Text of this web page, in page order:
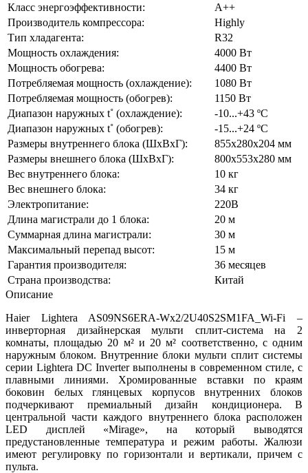
Класс энергоэффективности:
А++
Производитель компрессора:
Highly
Тип хладагента:
R32
Мощность охлаждения:
4000 Вт
Мощность обогрева:
4400 Вт
Потребляемая мощность (охлаждение):
1080 Вт
Потребляемая мощность (обогрев):
1150 Вт
Диапазон наружных t˚ (охлаждение):
-10...+43 ºC
Диапазон наружных t˚ (обогрев):
-15...+24 ºC
Размеры внутреннего блока (ШхВхГ):
855х280х204 мм
Размеры внешнего блока (ШхВхГ):
800х553х280 мм
Вес внутреннего блока:
10 кг
Вес внешнего блока:
34 кг
Электропитание:
220В
Длина магистрали до 1 блока:
20 м
Суммарная длина магистрали:
30 м
Максимальный перепад высот:
15 м
Гарантия производителя:
36 месяцев
Страна производства:
Китай
Описание
Haier Lightera AS09NS6ERA-Wх2/2U40S2SM1FA_Wi-Fi –
инверторная дизайнерская мульти сплит-система на 2
комнаты, площадью 20 м² и 20 м² соответственно, с одним
наружным блоком. Внутренние блоки мульти сплит системы
серии Lightera DC Inverter выполнены в современном стиле, с
плавными линиями. Хромированные вставки по краям
боковин белых глянцевых корпусов внутренних блоков
подчеркивают премиальный дизайн кондиционера. В
центральной части каждого внутреннего блока расположен
LED дисплей «Mirage», на который выводятся
предустановленные температура и режим работы. Жалюзи
имеют регулировку по горизонтали и вертикали, причем с
пульта.